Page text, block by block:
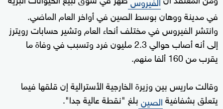
في مدينة ووهان بوسط الصين في أواخر العام الماضي.
وانتشر الفيروس في مختلف أنحاء العام وتشير حسابات رويترز
إلى أنه أصاب حوالي 2.3 مليون فرد وتسبب في وفاة ما
يقرب من 160 ألفا منهم.
وقالت ماريس بين وزيرة الخارجية الأسترالية إن قلقها فيما
يتعلق بشفافيةالصينبلغ "نقطة عالية جدا".